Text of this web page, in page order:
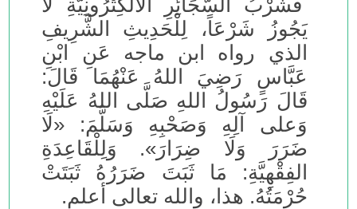
فَشُرْبُ السَّجَائِرِ الالْكِتْرُونِيَّةِ لَا
يَجُوزُ شَرْعَاً، لِلْحَدِيثِ الشَّرِيفِ
الذي رواه ابن ماجه عَنِ ابْنِ
عَبَّاسٍ رَضِيَ اللهُ عَنْهُمَا قَالَ:
قَالَ رَسُولُ اللهِ صَلَّى اللهُ عَلَيْهِ
وَعلى آلِهِ وَصَحْبِهِ وَسَلَّمَ: «لَا
ضَرَرَ وَلَا ضِرَارَ». وَلِلْقَاعِدَةِ
الفِقْهِيَّةِ: مَا ثَبَتَ ضَرَرُهُ ثَبَتَتْ
حُرْمَتُهُ. هذا، والله تعالى أعلم.